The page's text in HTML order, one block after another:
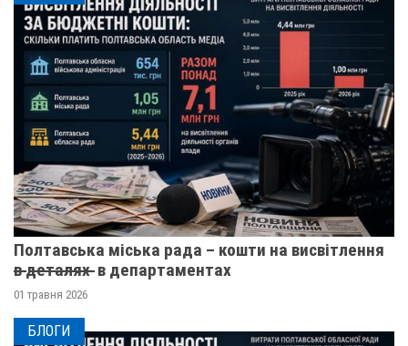
Полтавська міська рада – кошти на висвітлення
в̶ ̶д̶е̶т̶а̶л̶я̶х̶ ̶ в департаментах
01 травня 2026
БЛОГИ